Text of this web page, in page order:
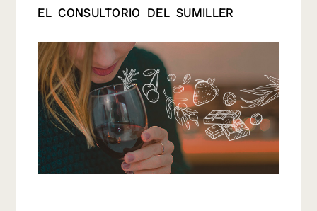
EL CONSULTORIO DEL SUMILLER